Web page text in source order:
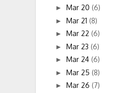
► Mar 20 (6)
► Mar 21 (8)
► Mar 22 (6)
► Mar 23 (6)
► Mar 24 (6)
► Mar 25 (8)
► Mar 26 (7)